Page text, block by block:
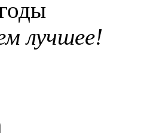
лучшее!